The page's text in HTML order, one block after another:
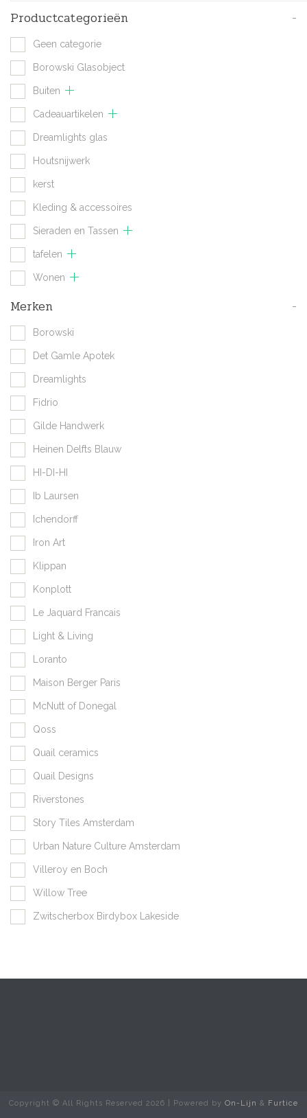
Productcategorieën -
Geen categorie
Borowski Glasobject
Buiten
Cadeauartikelen
Dreamlights glas
Houtsnijwerk
kerst
Kleding & accessoires
Sieraden en Tassen
tafelen
Wonen
Merken -
Borowski
Det Gamle Apotek
Dreamlights
Fidrio
Gilde Handwerk
Heinen Delfts Blauw
HI-DI-HI
Ib Laursen
Ichendorff
Iron Art
Klippan
Konplott
Le Jaquard Francais
Light & Living
Loranto
Maison Berger Paris
McNutt of Donegal
Qoss
Quail ceramics
Quail Designs
Riverstones
Story Tiles Amsterdam
Urban Nature Culture Amsterdam
Villeroy en Boch
Willow Tree
Zwitscherbox Birdybox Lakeside
Copyright © All Rights Reserved 2026 | Powered by On-Lijn & Furtice